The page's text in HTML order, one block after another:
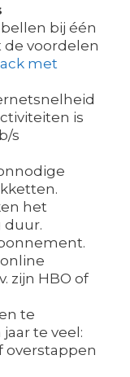
bij één
de voordelen
met
is
s
het
duur.
zijn HBO of
te
te veel:
overstappen